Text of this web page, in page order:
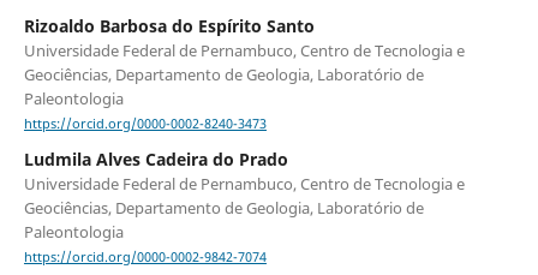
Rizoaldo Barbosa do Espírito Santo
Universidade Federal de Pernambuco, Centro de Tecnologia e
Geociências, Departamento de Geologia, Laboratório de
Paleontologia
https://orcid.org/0000-0002-8240-3473
Ludmila Alves Cadeira do Prado
Universidade Federal de Pernambuco, Centro de Tecnologia e
Geociências, Departamento de Geologia, Laboratório de
Paleontologia
https://orcid.org/0000-0002-9842-7074